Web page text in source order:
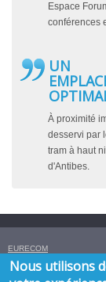
Espace
conférences
UN
À proximité
desservi par
tram à haut
d'Antibes.
EURECOM
Campus SophiaTech,
450 Route des Chappes,
Nous utilisons